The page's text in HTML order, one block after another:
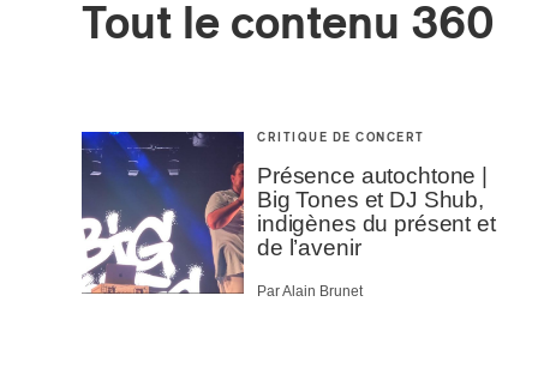
Tout le contenu 360
CRITIQUE DE CONCERT
Présence autochtone |
Big Tones et DJ Shub,
indigènes du présent et
de l’avenir
Par Alain Brunet